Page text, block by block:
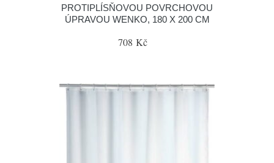
PROTIPLÍSŇOVOU POVRCHOVOU
ÚPRAVOU WENKO, 180 X 200 CM
708 Kč